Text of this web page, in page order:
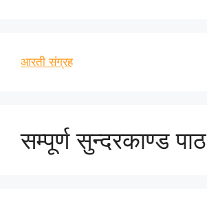
आरती संग्रह
सम्पूर्ण सुन्दरकाण्ड पाठ